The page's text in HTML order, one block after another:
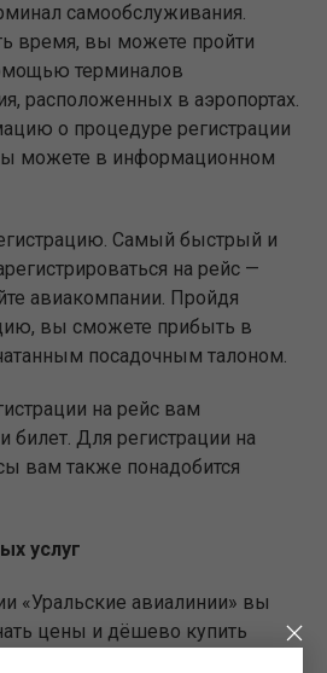
самообслуживания.
время, вы можете пройти
терминалов
расположенных в аэропортах.
о процедуре регистрации
можете в информационном
Самый быстрый и
на рейс —
авиакомпании. Пройдя
вы сможете прибыть в
посадочным талоном.
на рейс вам
билет. Для регистрации на
вам также понадобится
услуг
«Уральские авиалинии» вы
цены и дёшево купить
Воды - Худжанд в эконом-